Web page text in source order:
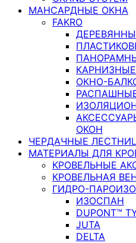
МАНСАРДНЫЕ ОКНА
FAKRO
ОКНО-
ОКОН
ЧЕРДАЧНЫЕ
МАТЕРИАЛЫ ДЛЯ
КРОВЕЛЬНЫЕ
КРОВЕЛЬНАЯ
ГИДРО-
ИЗОСПАН
DUPONT™
JUTA
DELTA